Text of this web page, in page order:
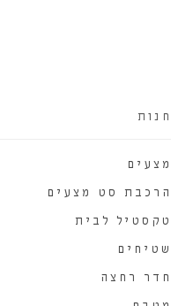
חנות
מצעים
הרכבת סט מצעים
טקסטיל לבית
שטיחים
חדר רחצה